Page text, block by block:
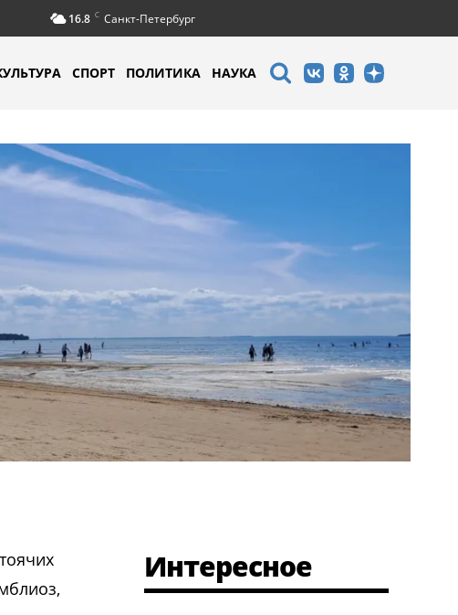
16.8 C Санкт-Петербург
СПОРТ ПОЛИТИКА НАУКА
Интересное